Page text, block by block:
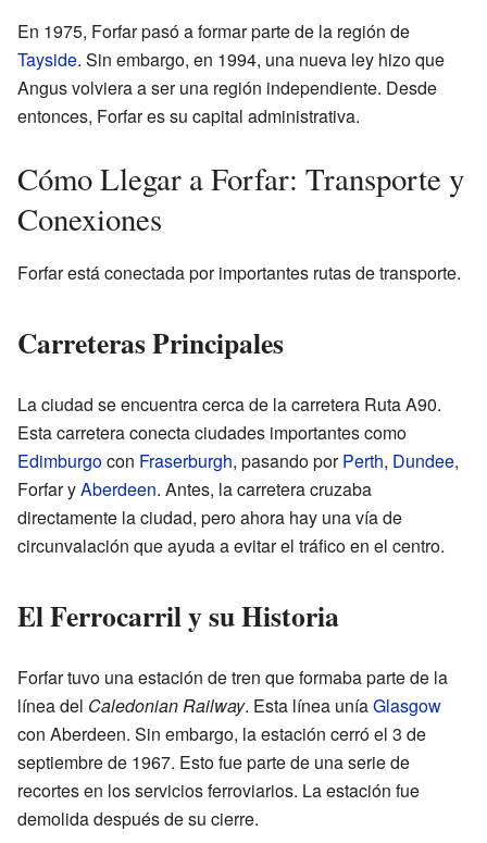
En 1975, Forfar pasó a formar parte de la región de
Tayside. Sin embargo, en 1994, una nueva ley hizo que
Angus volviera a ser una región independiente. Desde
entonces, Forfar es su capital administrativa.
Cómo Llegar a Forfar: Transporte y
Conexiones
Forfar está conectada por importantes rutas de transporte.
Carreteras Principales
La ciudad se encuentra cerca de la carretera Ruta A90.
Esta carretera conecta ciudades importantes como
Edimburgocon Fraserburgh, pasando porPerth, Dundee,
Forfar yAberdeen. Antes, la carretera cruzaba
directamente la ciudad, pero ahora hay una vía de
circunvalación que ayuda a evitar el tráfico en el centro.
El Ferrocarril y su Historia
Forfar tuvo una estación de tren que formaba parte de la
línea del Caledonian Railway. Esta línea uníaGlasgow
con Aberdeen. Sin embargo, la estación cerró el 3 de
septiembre de 1967. Esto fue parte de una serie de
recortes en los servicios ferroviarios. La estación fue
demolida después de su cierre.